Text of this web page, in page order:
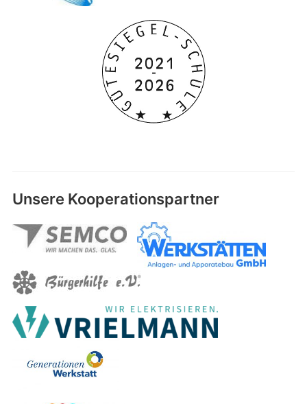
Unsere Kooperationspartner